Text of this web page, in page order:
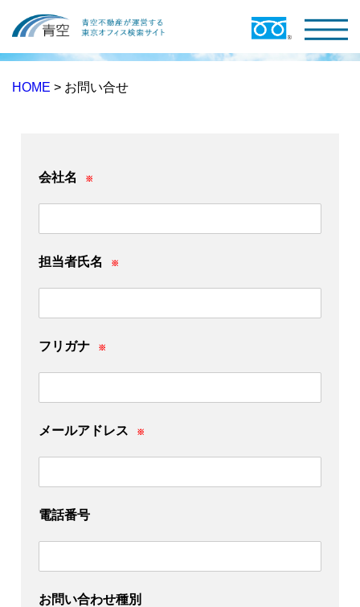
HOME > お問い合せ
会社名 ※
担当者氏名 ※
フリガナ ※
メールアドレス ※
電話番号
お問い合わせ種別